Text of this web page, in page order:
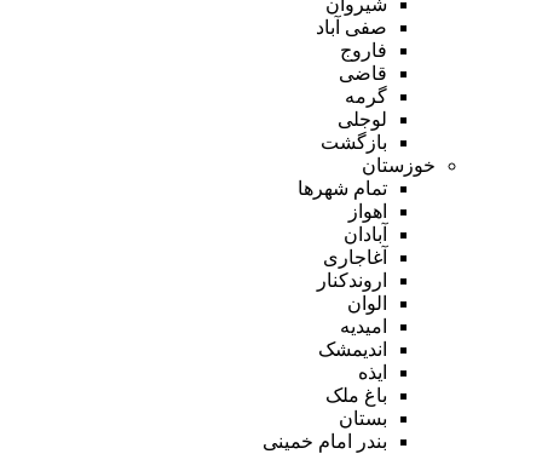
صفی آباد
فاروج
قاضی
گرمه
لوجلی
بازگشت
خوزستان
تمام شهر‌ها
اهواز
آبادان
آغاجاری
اروندکنار
الوان
امیدیه
اندیمشک
ایذه
باغ ملک
بستان
بندر امام خمینی